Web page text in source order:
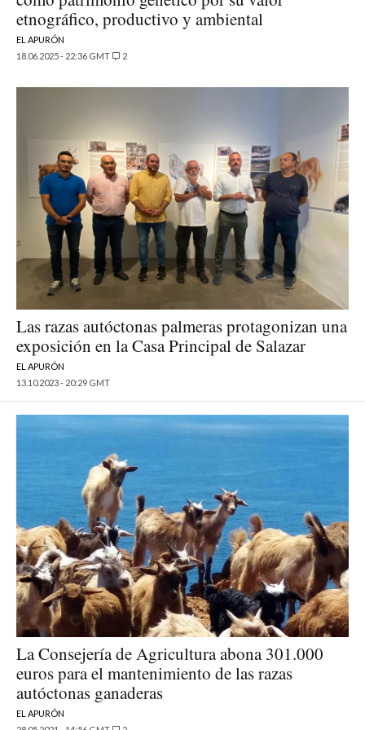
etnográfico, productivo y ambiental
EL APURÓN
18.06.2025 - 22:36 GMT
2
Las razas autóctonas palmeras protagonizan una
exposición en la Casa Principal de Salazar
EL APURÓN
13.10.2023 - 20:29 GMT
La Consejería de Agricultura abona 301.000
euros para el mantenimiento de las razas
autóctonas ganaderas
EL APURÓN